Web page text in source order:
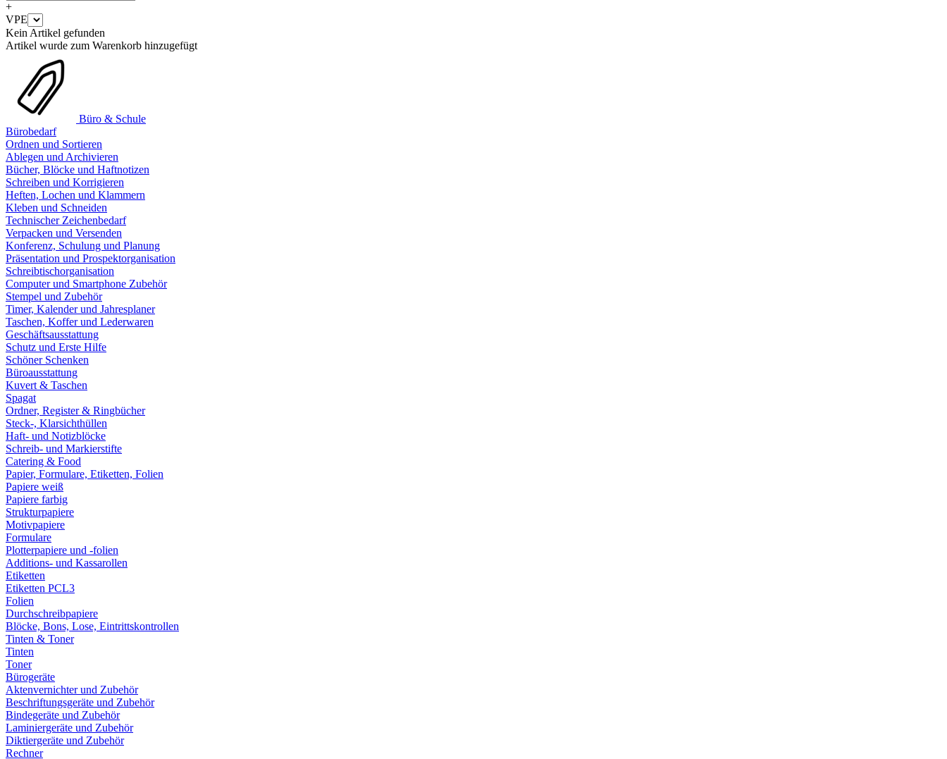
+
VPE
Kein Artikel gefunden
Artikel wurde zum Warenkorb hinzugefügt
Büro & Schule
Bürobedarf
Ordnen und Sortieren
Ablegen und Archivieren
Bücher, Blöcke und Haftnotizen
Schreiben und Korrigieren
Heften, Lochen und Klammern
Kleben und Schneiden
Technischer Zeichenbedarf
Verpacken und Versenden
Konferenz, Schulung und Planung
Präsentation und Prospektorganisation
Schreibtischorganisation
Computer und Smartphone Zubehör
Stempel und Zubehör
Timer, Kalender und Jahresplaner
Taschen, Koffer und Lederwaren
Geschäftsausstattung
Schutz und Erste Hilfe
Schöner Schenken
Büroausstattung
Kuvert & Taschen
Spagat
Ordner, Register & Ringbücher
Steck-, Klarsichthüllen
Haft- und Notizblöcke
Schreib- und Markierstifte
Catering & Food
Papier, Formulare, Etiketten, Folien
Papiere weiß
Papiere farbig
Strukturpapiere
Motivpapiere
Formulare
Plotterpapiere und -folien
Additions- und Kassarollen
Etiketten
Etiketten PCL3
Folien
Durchschreibpapiere
Blöcke, Bons, Lose, Eintrittskontrollen
Tinten & Toner
Tinten
Toner
Bürogeräte
Aktenvernichter und Zubehör
Beschriftungsgeräte und Zubehör
Bindegeräte und Zubehör
Laminiergeräte und Zubehör
Diktiergeräte und Zubehör
Rechner